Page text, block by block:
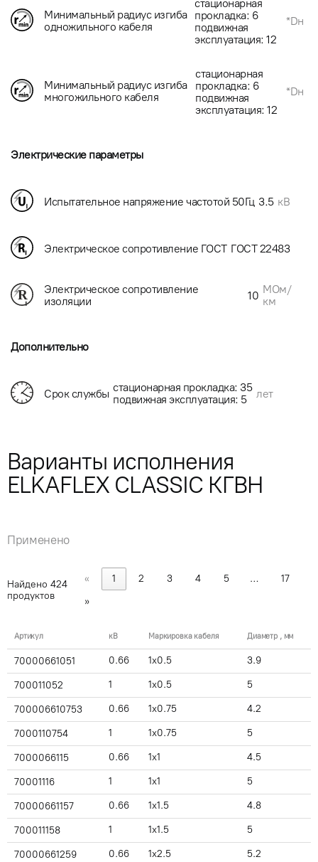
Минимальный радиус изгиба
одножильного кабеля
стационарная
прокладка: 6
подвижная
эксплуатация: 12
*Dн
Минимальный радиус изгиба
многожильного кабеля
стационарная
прокладка: 6
подвижная
эксплуатация: 12
*Dн
Электрические параметры
Испытательное напряжение частотой 50Гц 3.5 кВ
Электрическое сопротивление ГОСТ ГОСТ 22483
Электрическое сопротивление
изоляции
10 МОм/
км
Дополнительно
Срок службы стационарная прокладка: 35
подвижная эксплуатация: 5
лет
Варианты исполнения
ELKAFLEX CLASSIC КГВН
Применено
Найдено 424
продуктов
« 1 2 3 4 5 …
17
»
Артикул кВ Маркировка кабеля Диаметр , мм
70000661051 0.66 1x0.5 3.9
700011052 1 1x0.5 5
700006610753 0.66 1x0.75 4.2
7000110754 1 1x0.75 5
7000066115 0.66 1x1 4.5
70001116 1 1x1 5
70000661157 0.66 1x1.5 4.8
700011158 1 1x1.5 5
70000661259 0.66 1x2.5 5.2